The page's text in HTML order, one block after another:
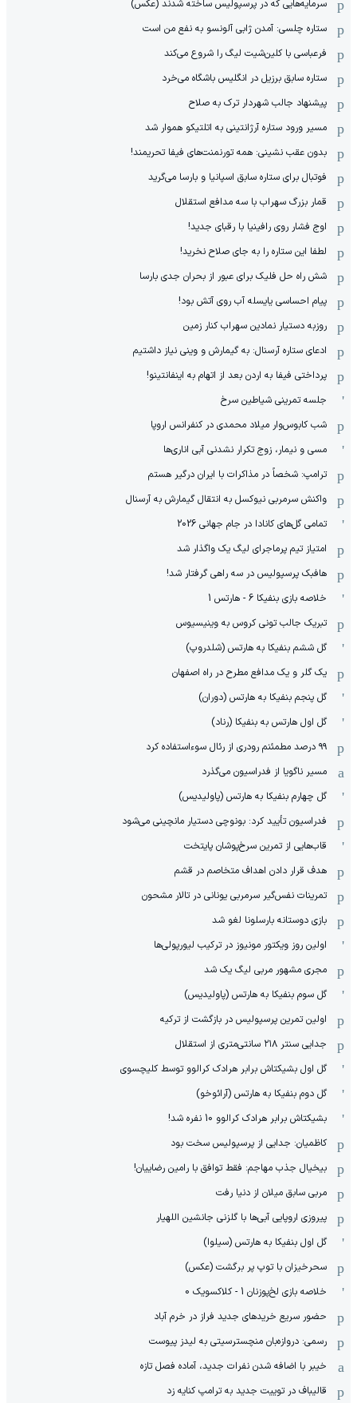
سرمایه‌هایی که در پرسپولیس ساخته شدند (عکس)
ستاره چلسی: آمدن ژابی آلونسو به نفع من است
فرعباسی با کلین‌شیت لیگ را شروع می‌کند
ستاره سابق برزیل در انگلیس باشگاه می‌خرد
پیشنهاد جالب شهردار ترک به صلاح
مسیر ورود ستاره آرژانتینی به اتلتیکو هموار شد
بدون عقب نشینی: همه تورنمنت‌های فیفا تحریمند!
فوتبال برای ستاره سابق اسپانیا و بارسا می‌گرید
قمار بزرگ سهراب با سه مدافع استقلال
اوج فشار روی رافینیا با رقبای جدید!
لطفا این ستاره را به جای صلاح نخرید!
شش راه حل فلیک برای عبور از بحران جدی بارسا
پیام احساسی یایسله آب روی آتش بود!
روزبه دستیار نمادین سهراب کنار زمین
ادعای ستاره آرسنال: به گیمارش و وینی نیاز داشتیم
پرداختی فیفا به اردن بعد از اتهام به اینفانتینو!
جلسه تمرینی شیاطین سرخ
شب کابوس‌وار میلاد محمدی در کنفرانس اروپا
مسی و نیمار، زوج تکرار نشدنی آبی اناری‌ها
ترامپ: شخصاً در مذاکرات با ایران درگیر هستم
واکنش سرمربی نیوکسل به انتقال گیمارش به آرسنال
تمامی گل‌های کانادا در جام جهانی 2026
امتیاز تیم پرماجرای لیگ یک واگذار شد
هافبک پرسپولیس در سه راهی گرفتار شد!
خلاصه بازی بنفیکا 6 - هارتس 1
تبریک جالب تونی کروس به وینیسیوس
گل ششم بنفیکا به هارتس (شلدروپ)
یک گلر و یک مدافع مطرح در راه اصفهان
گل پنجم بنفیکا به هارتس (دوران)
گل اول هارتس به بنفیکا (رناد)
۹۹ درصد مطمئنم رودری از رئال سوءاستفاده کرد
مسیر ناگویا از فدراسیون می‌گذرد
گل چهارم بنفیکا به هارتس (پاولیدیس)
فدراسیون تأیید کرد: بونوچی دستیار مانچینی می‌شود
قاب‌هایی از تمرین سرخ‌پوشان پایتخت
هدف قرار دادن اهداف متخاصم در قشم
‏تمرینات نفس‌گیر سرمربی یونانی در تالار مشحون
بازی دوستانه بارسلونا لغو شد
اولین روز ویکتور مونیوز در ترکیب لیورپولی‌ها
مجری مشهور مربی لیگ یک شد
گل سوم بنفیکا به هارتس (پاولیدیس)
اولین تمرین پرسپولیس در بازگشت از ترکیه
جدایی سنتر ۲۱۸ سانتی‌متری از استقلال
گل اول بشیکتاش برابر هرادک کرالوو توسط کلیچسوی
گل دوم بنفیکا به هارتس (آرائوخو)
بشیکتاش برابر هرادک کرالوو 10 نفره شد!
کاظمیان: جدایی از پرسپولیس سخت بود
بیخیال جذب مهاجم: فقط توافق با رامین رضاییان!
مربی سابق میلان از دنیا رفت
پیروزی اروپایی آبی‌ها با گلزنی جانشین اللهیار
گل اول بنفیکا به هارتس (سیلوا)
سحرخیزان با توپ پر برگشت (عکس)
خلاصه بازی لخ‌پوزنان 1 - کلاکسویک 0
حضور سریع خریدهای جدید فراز در خرم آباد
رسمی: دروازه‌بان منچسترسیتی به لیدز پیوست
خیبر با اضافه شدن نفرات جدید، آماده فصل تازه
قالیباف در توییت جدید به ترامپ کنایه زد